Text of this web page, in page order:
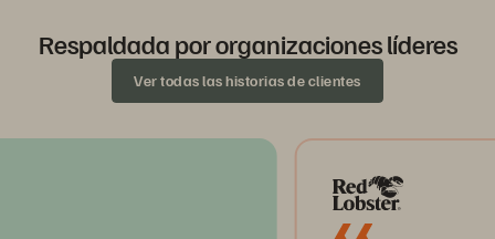
Respaldada por organizaciones líderes
Ver todas las historias de clientes